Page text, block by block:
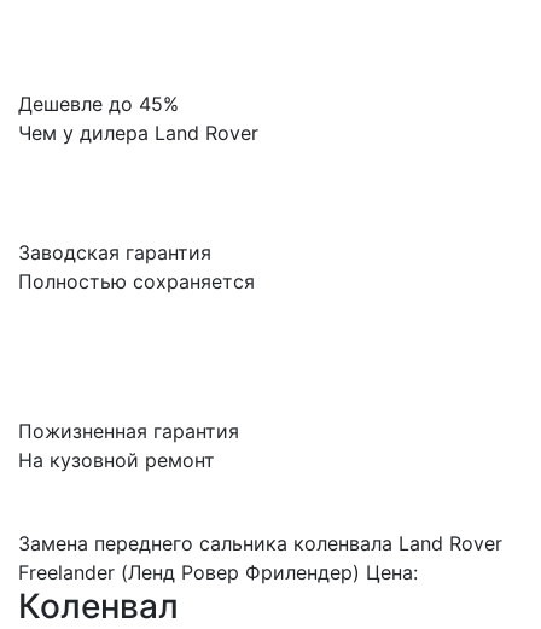
Дешевле до 45%
Чем у дилера Land Rover
Заводская гарантия
Полностью сохраняется
Пожизненная гарантия
На кузовной ремонт
Замена переднего сальника коленвала Land Rover
Freelander (Ленд Ровер Фрилендер) Цена:
Коленвал